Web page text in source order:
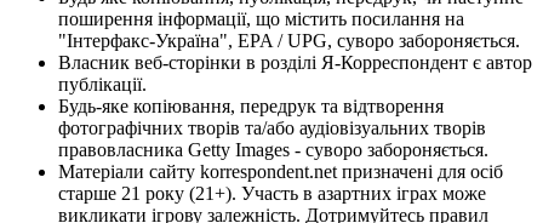
поширення інформації, що містить посилання на
"Інтерфакс-Україна", EPA / UPG, суворо забороняється.
Власник веб-сторінки в розділі Я-Корреспондент є автор
публікації.
Будь-яке копіювання, передрук та відтворення
фотографічних творів та/або аудіовізуальних творів
правовласника Getty Images - суворо забороняється.
Матеріали сайту korrespondent.net призначені для осіб
старше 21 року (21+). Участь в азартних іграх може
викликати ігрову залежність. Дотримуйтесь правил